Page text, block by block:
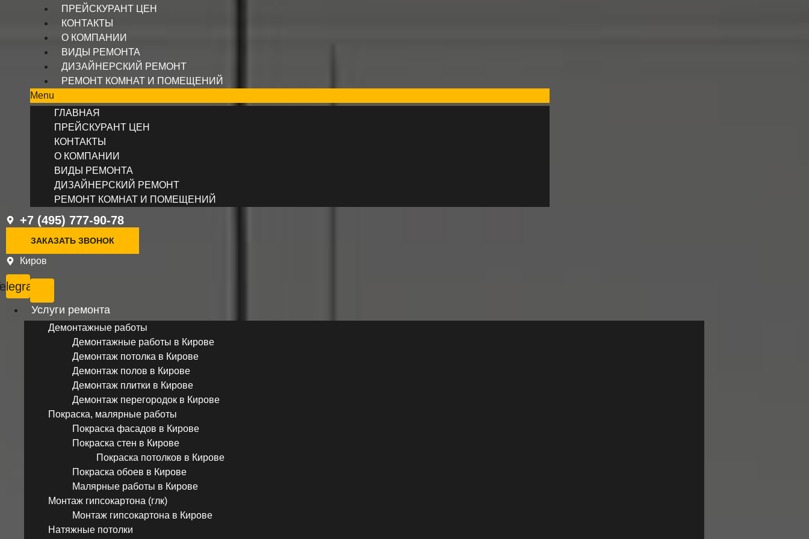
ПРЕЙСКУРАНТ ЦЕН
КОНТАКТЫ
О КОМПАНИИ
ВИДЫ РЕМОНТА
ДИЗАЙНЕРСКИЙ РЕМОНТ
РЕМОНТ КОМНАТ И ПОМЕЩЕНИЙ
Menu
ГЛАВНАЯ
ПРЕЙСКУРАНТ ЦЕН
КОНТАКТЫ
О КОМПАНИИ
ВИДЫ РЕМОНТА
ДИЗАЙНЕРСКИЙ РЕМОНТ
РЕМОНТ КОМНАТ И ПОМЕЩЕНИЙ
+7 (495) 777-90-78
ЗАКАЗАТЬ ЗВОНОК
Киров
Услуги ремонта
Демонтажные работы
Демонтажные работы в Кирове
Демонтаж потолка в Кирове
Демонтаж полов в Кирове
Демонтаж плитки в Кирове
Демонтаж перегородок в Кирове
Покраска, малярные работы
Покраска фасадов в Кирове
Покраска стен в Кирове
Покраска потолков в Кирове
Покраска обоев в Кирове
Малярные работы в Кирове
Монтаж гипсокартона (глк)
Монтаж гипсокартона в Кирове
Натяжные потолки